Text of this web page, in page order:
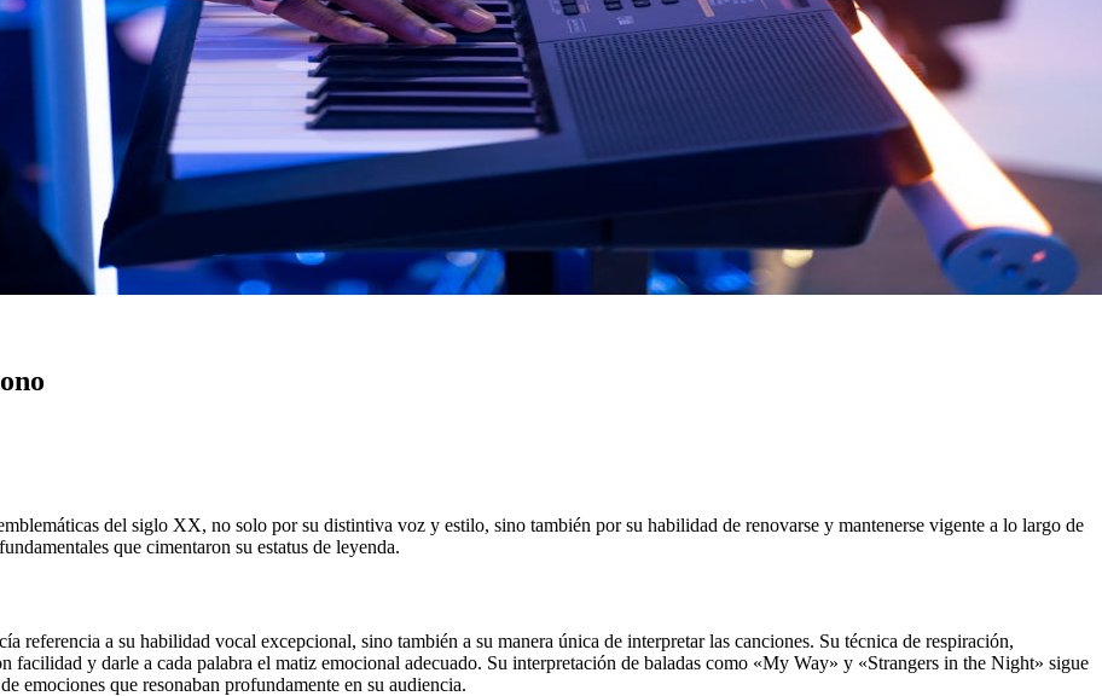
del siglo XX, no solo por su distintiva voz y estilo, sino también por su habilidad de renovarse y mantenerse vigente a lo largo de
que cimentaron su estatus de leyenda.
referencia a su habilidad vocal excepcional, sino también a su manera única de interpretar las canciones. Su técnica de respiración,
facilidad y darle a cada palabra el matiz emocional adecuado. Su interpretación de baladas como «My Way» y «Strangers in the Night» sigue
emociones que resonaban profundamente en su audiencia.